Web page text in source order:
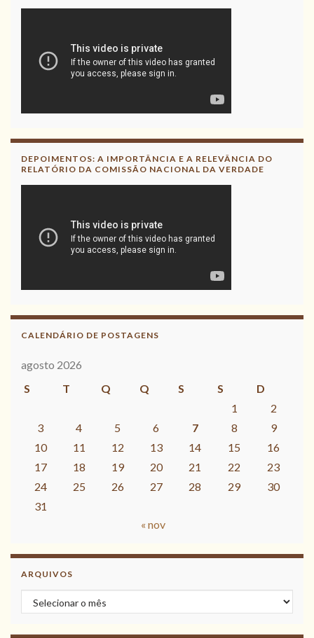
DEPOIMENTOS: A IMPORTÂNCIA E A RELEVÂNCIA DO
RELATÓRIO DA COMISSÃO NACIONAL DA VERDADE
CALENDÁRIO DE POSTAGENS
agosto 2026
S
T Q Q S S
D
1
2
3
4 5 6 7 8
9
10
11 12 13 14 15
16
17
18 19 20 21 22
23
24
25 26 27 28 29
30
31
« nov
ARQUIVOS
Arquivos